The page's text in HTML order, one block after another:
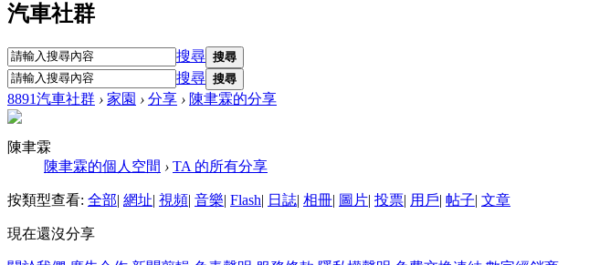
汽車社群
搜尋 搜尋
搜尋 搜尋
8891汽車社群 › 家園 › 分享 › 陳聿霖的分享
陳聿霖
陳聿霖的個人空間 › TA 的所有分享
按類型查看: 全部| 網址| 視頻| 音樂| Flash| 日誌| 相冊| 圖片| 投票| 用戶| 帖子| 文章
現在還沒分享